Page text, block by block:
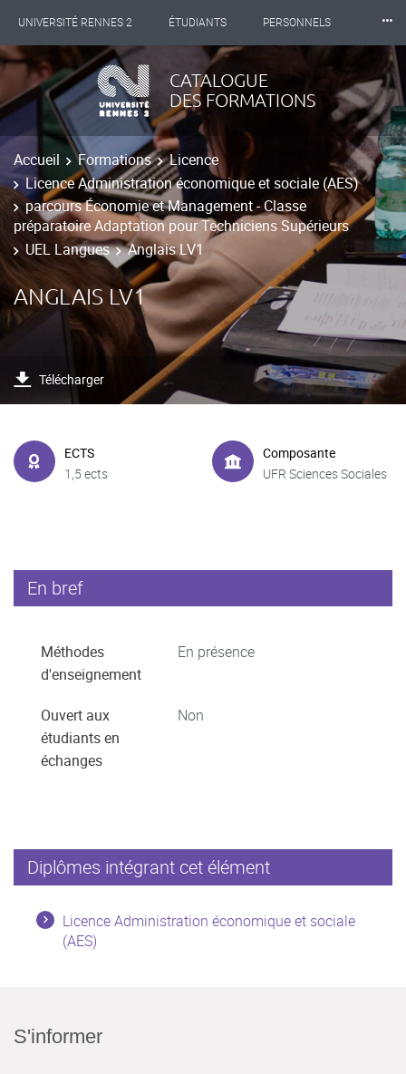
UNIVERSITÉ RENNES 2 ÉTUDIANTS PERSONNELS
INTERNATIONAL PROFESSIONNELS BIBLIOTHÈQUES
LES NOUVELLES DE RENNES 2
⸱⸱⸱
CATALOGUE
DES FORMATIONS
Accueil Formations
Licence
Licence Administration économique et sociale (AES)
parcours Économie et Management - Classe
préparatoire Adaptation pour Techniciens Supérieurs
UEL Langues
Anglais LV1
ANGLAIS LV1
Télécharger
ECTS
1,5 ects
Composante
UFR Sciences Sociales
En bref
Méthodes
d'enseignement
En présence
Ouvert aux
étudiants en
échanges
Non
Diplômes intégrant cet élément
Licence Administration économique et sociale
(AES)
S'informer